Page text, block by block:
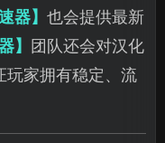
器】 也会提供最新
】
团队还会对汉化
玩家拥有稳定、流